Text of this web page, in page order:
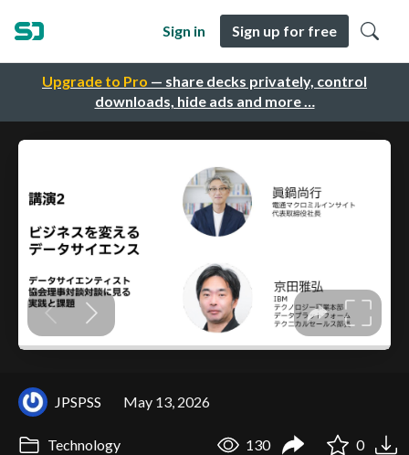
Upgrade to Pro — share decks privately, control
downloads, hide ads and more …
Sign in Sign up for free
JPSPSS May 13, 2026
Technology 130 0